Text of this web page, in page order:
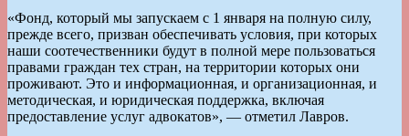
«Фонд, который мы запускаем с 1 января на полную силу,
прежде всего, призван обеспечивать условия, при которых
наши соотечественники будут в полной мере пользоваться
правами граждан тех стран, на территории которых они
проживают. Это и информационная, и организационная, и
методическая, и юридическая поддержка, включая
предоставление услуг адвокатов», — отметил Лавров.